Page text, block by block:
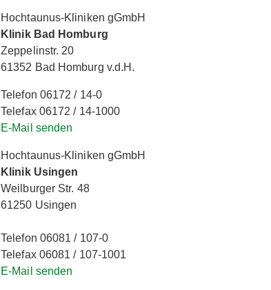
Hochtaunus-Kliniken gGmbH
Klinik Bad Homburg
Zeppelinstr. 20
61352 Bad Homburg v.d.H.
Telefon 06172 / 14-0
Telefax 06172 / 14-1000
E-Mail senden
Hochtaunus-Kliniken gGmbH
Klinik Usingen
Weilburger Str. 48
61250 Usingen
Telefon 06081 / 107-0
Telefax 06081 / 107-1001
E-Mail senden